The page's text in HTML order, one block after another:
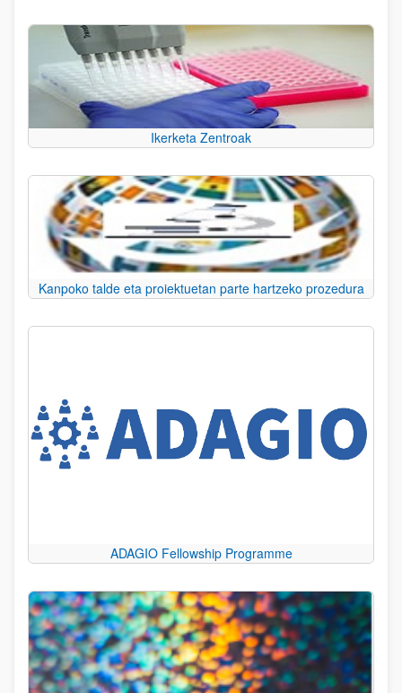
Ikerketa Zentroak
Kanpoko talde eta proiektuetan parte hartzeko prozedura
ADAGIO Fellowship Programme